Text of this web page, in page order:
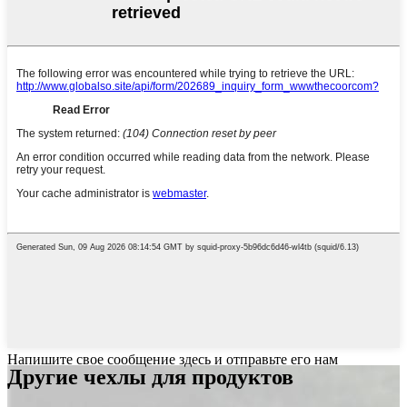
Напишите свое сообщение здесь и отправьте его нам
Другие чехлы для продуктов